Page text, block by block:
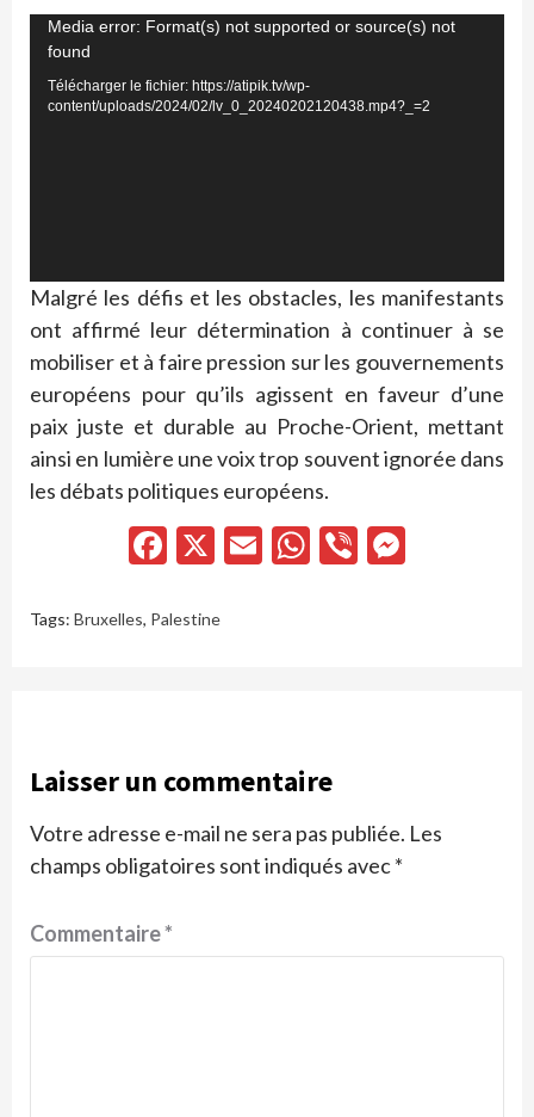
Lecteur
vidéo
Media error: Format(s) not supported or source(s) not
found
Télécharger le fichier: https://atipik.tv/wp-
content/uploads/2024/02/lv_0_20240202120438.mp4?_=2
Malgré les défis et les obstacles, les manifestants
ont affirmé leur détermination à continuer à se
mobiliser et à faire pression sur les gouvernements
européens pour qu’ils agissent en faveur d’une
paix juste et durable au Proche-Orient, mettant
ainsi en lumière une voix trop souvent ignorée dans
les débats politiques européens.
Facebook
X EmailWhatsApp
Viber
Tags: Bruxelles, Palestine
Laisser un commentaire
Votre adresse e-mail ne sera pas publiée. Les
champs obligatoires sont indiqués avec*
Commentaire*